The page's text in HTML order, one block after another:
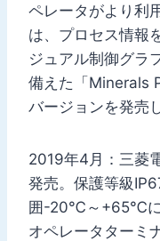
ペレータがより利
は、プロセス情報
ジュアル制御グラ
備えた「Minerals
バージョンを発売
2019年4月：三菱
発売。保護等級
囲-20℃～+65℃に
オペレータターミ